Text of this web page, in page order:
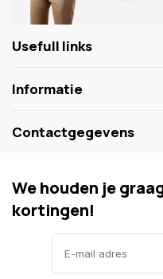
Usefull links
Informatie
Contactgegevens
We houden je
kortingen!